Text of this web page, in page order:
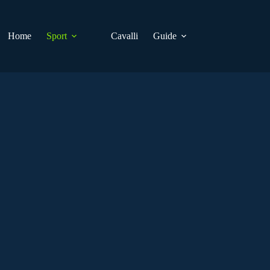
Home
Sport Cavalli Guide